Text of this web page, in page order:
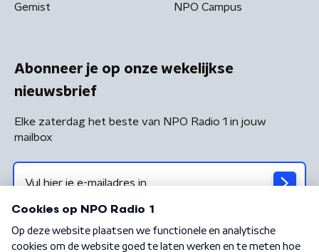
Gemist NPO Campus
Abonneer je op onze wekelijkse
nieuwsbrief
Elke zaterdag het beste van NPO Radio 1 in jouw
mailbox